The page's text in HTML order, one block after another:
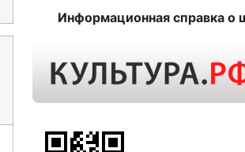
Информационная справка о